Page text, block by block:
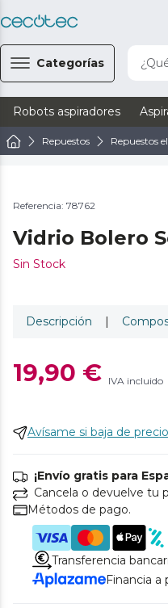
Categorías
Robots aspiradores
Repuestos Repuestos
Referencia: 78762
Vidrio Bolero
Sin Stock
Descripción |
19,90 € IVA incluido
Avísame si baja de precio
¡Envío gratis para
Cancela o devuelve tu
Métodos de pago.
Transferencia
Financia a